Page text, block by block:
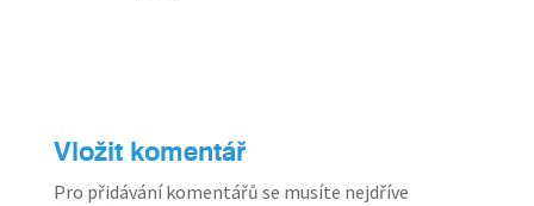
Vložit komentář
Pro přidávání komentářů se musíte nejdříve